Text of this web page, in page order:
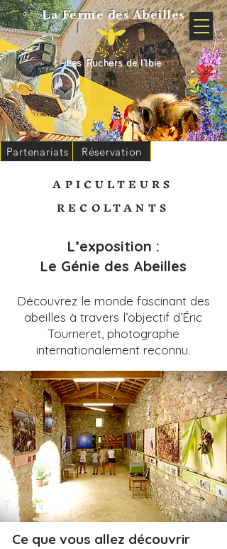
La Fermedes Abeilles
Les Ruchers de l'Ibie
Partenariats Réservation
APICULTEURS
RECOLTANTS
L’exposition :
Le Génie des Abeilles
Découvrez le monde fascinant des
abeilles à travers l’objectif d’Éric
Tourneret, photographe
internationalement reconnu.
Ce que vous allez découvrir